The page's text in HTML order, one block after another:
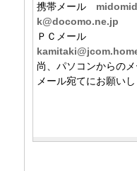
携帯メール
k@docomo.ne.jp
ＰＣメール
尚、パソコンからの
メール宛てにお願いし